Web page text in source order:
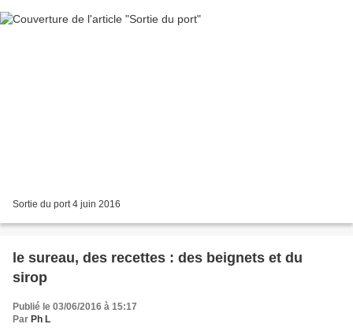
Sortie du port 4 juin 2016
le sureau, des recettes : des beignets et du
sirop
Publié le 03/06/2016 à 15:17
Par Ph L